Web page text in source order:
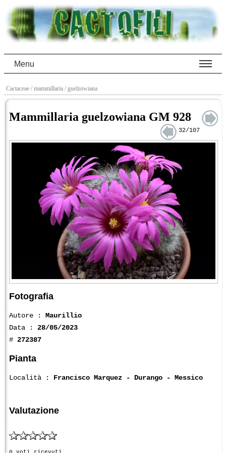
Menu
Cactaceae / mammillaria / guelzowiana
Mammillaria guelzowiana GM 928
32/107
Fotografia
Autore : Maurillio
Data : 28/05/2023
# 272387
Pianta
Località : Francisco Marquez - Durango - Messico
Valutazione